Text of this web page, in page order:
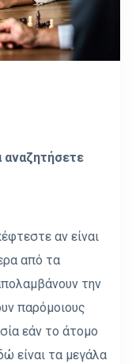
αναζητήσετε
αν είναι
από τα
την
παρόμοιους
εάν το άτομο
είναι τα μεγάλα